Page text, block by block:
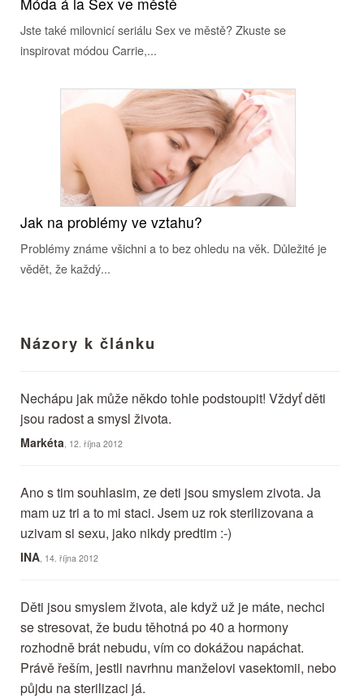
Jste také milovnicí seriálu Sex ve městě? Zkuste se
inspirovat módou Carrie,...
Jak na problémy ve vztahu?
Problémy známe všichni a to bez ohledu na věk. Důležité je
vědět, že každý...
Názory k článku
Nechápu jak může někdo tohle podstoupit! Vždyť děti
jsou radost a smysl života.
Markéta , 12. října 2012
Ano s tim souhlasim, ze deti jsou smyslem zivota. Ja
mam uz tri a to mi staci. Jsem uz rok sterilizovana a
uzivam si sexu, jako nikdy predtim :-)
INA , 14. října 2012
Děti jsou smyslem života, ale když už je máte, nechci
se stresovat, že budu těhotná po 40 a hormony
rozhodně brát nebudu, vím co dokážou napáchat.
Právě řeším, jestli navrhnu manželovi vasektomii, nebo
půjdu na sterilizaci já.